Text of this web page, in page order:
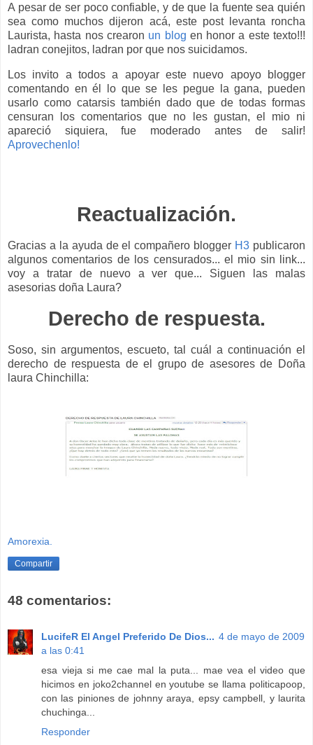
A pesar de ser poco confiable, y de que la fuente sea quién
sea como muchos dijeron acá, este post levanta roncha
Laurista, hasta nos crearon un blog en honor a este texto!!!
ladran conejitos, ladran por que nos suicidamos.
Los invito a todos a apoyar este nuevo apoyo blogger
comentando en él lo que se les pegue la gana, pueden
usarlo como catarsis también dado que de todas formas
censuran los comentarios que no les gustan, el mio ni
apareció siquiera, fue moderado antes de salir!
Aprovechenlo!
Reactualización.
Gracias a la ayuda de el compañero blogger H3 publicaron
algunos comentarios de los censurados... el mio sin link...
voy a tratar de nuevo a ver que... Siguen las malas
asesorias doña Laura?
Derecho de respuesta.
Soso, sin argumentos, escueto, tal cuál a continuación el
derecho de respuesta de el grupo de asesores de Doña
laura Chinchilla:
Amorexia.
Compartir
48 comentarios:
LucifeR El Angel Preferido De Dios... 4 de mayo de 2009
a las 0:41
esa vieja si me cae mal la puta... mae vea el video que
hicimos en joko2channel en youtube se llama politicapoop,
con las piniones de johnny araya, epsy campbell, y laurita
chuchinga...
Responder